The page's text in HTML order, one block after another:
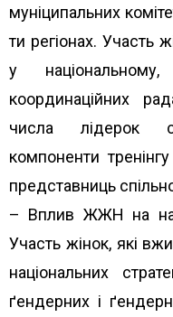
муніципальних
ти регіонах. Участь
у
координаційних
числа лідерок
компоненти
представниць
– Вплив ЖЖН на
Участь жінок, які
національних
ґендерних і ґ